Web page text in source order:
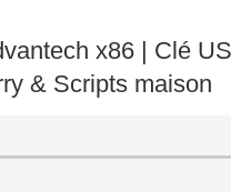
x86 | Clé
& Scripts maison